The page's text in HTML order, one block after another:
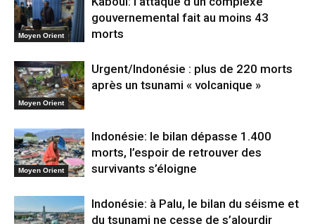
Moyen Orient
gouvernemental fait au moins 43
morts
Moyen Orient
Urgent/Indonésie : plus de 220 morts
après un tsunami « volcanique »
Moyen Orient
Indonésie: le bilan dépasse 1.400
morts, l’espoir de retrouver des
survivants s’éloigne
Indonésie: à Palu, le bilan du séisme et
du tsunami ne cesse de s’alourdir